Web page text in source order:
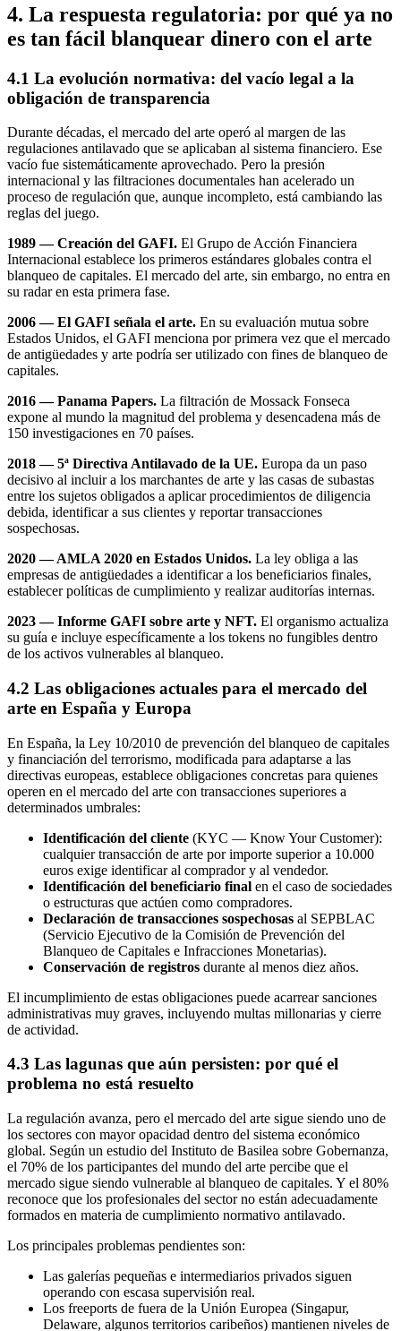
4. La respuesta regulatoria: por qué ya no
es tan fácil blanquear dinero con el arte
4.1 La evolución normativa: del vacío legal a la
obligación de transparencia
Durante décadas, el mercado del arte operó al margen de las
regulaciones antilavado que se aplicaban al sistema financiero. Ese
vacío fue sistemáticamente aprovechado. Pero la presión
internacional y las filtraciones documentales han acelerado un
proceso de regulación que, aunque incompleto, está cambiando las
reglas del juego.
1989 — Creación del GAFI. El Grupo de Acción Financiera
Internacional establece los primeros estándares globales contra el
blanqueo de capitales. El mercado del arte, sin embargo, no entra en
su radar en esta primera fase.
2006 — El GAFI señala el arte. En su evaluación mutua sobre
Estados Unidos, el GAFI menciona por primera vez que el mercado
de antigüedades y arte podría ser utilizado con fines de blanqueo de
capitales.
2016 — Panama Papers. La filtración de Mossack Fonseca
expone al mundo la magnitud del problema y desencadena más de
150 investigaciones en 70 países.
2018 — 5ª Directiva Antilavado de la UE. Europa da un paso
decisivo al incluir a los marchantes de arte y las casas de subastas
entre los sujetos obligados a aplicar procedimientos de diligencia
debida, identificar a sus clientes y reportar transacciones
sospechosas.
2020 — AMLA 2020 en Estados Unidos. La ley obliga a las
empresas de antigüedades a identificar a los beneficiarios finales,
establecer políticas de cumplimiento y realizar auditorías internas.
2023 — Informe GAFI sobre arte y NFT. El organismo actualiza
su guía e incluye específicamente a los tokens no fungibles dentro
de los activos vulnerables al blanqueo.
4.2 Las obligaciones actuales para el mercado del
arte en España y Europa
En España, la Ley 10/2010 de prevención del blanqueo de capitales
y financiación del terrorismo, modificada para adaptarse a las
directivas europeas, establece obligaciones concretas para quienes
operen en el mercado del arte con transacciones superiores a
determinados umbrales:
Identificación del cliente (KYC — Know Your Customer):
cualquier transacción de arte por importe superior a 10.000
euros exige identificar al comprador y al vendedor.
Identificación del beneficiario final en el caso de sociedades
o estructuras que actúen como compradores.
Declaración de transacciones sospechosas al SEPBLAC
(Servicio Ejecutivo de la Comisión de Prevención del
Blanqueo de Capitales e Infracciones Monetarias).
Conservación de registros durante al menos diez años.
El incumplimiento de estas obligaciones puede acarrear sanciones
administrativas muy graves, incluyendo multas millonarias y cierre
de actividad.
4.3 Las lagunas que aún persisten: por qué el
problema no está resuelto
La regulación avanza, pero el mercado del arte sigue siendo uno de
los sectores con mayor opacidad dentro del sistema económico
global. Según un estudio del Instituto de Basilea sobre Gobernanza,
el 70% de los participantes del mundo del arte percibe que el
mercado sigue siendo vulnerable al blanqueo de capitales. Y el 80%
reconoce que los profesionales del sector no están adecuadamente
formados en materia de cumplimiento normativo antilavado.
Los principales problemas pendientes son:
Las galerías pequeñas e intermediarios privados siguen
operando con escasa supervisión real.
Los freeports de fuera de la Unión Europea (Singapur,
Delaware, algunos territorios caribeños) mantienen niveles de